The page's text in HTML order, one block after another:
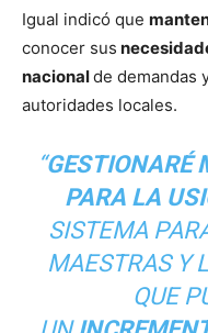
Igual indicó que
conocer sus
nacionalde demandas
autoridades locales.
“GESTIONARÉ
PARA LA
SISTEMA
MAESTRAS Y
QUE